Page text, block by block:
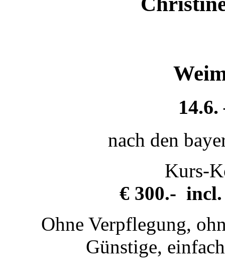
14.6.
nach den
Kurs-
€ 300.-
Ohne Verpflegung,
Günstige,